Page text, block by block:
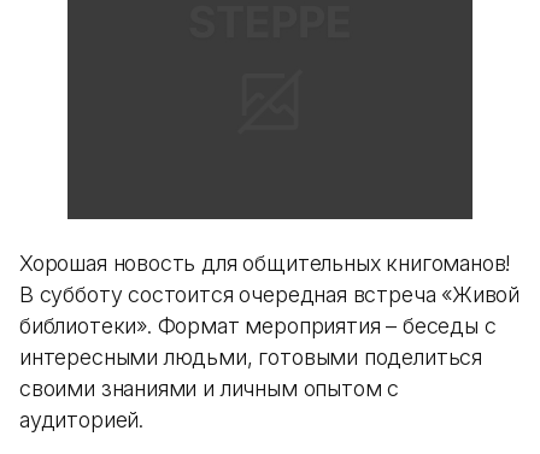
Хорошая новость для общительных книгоманов!
В субботу состоится очередная встреча «Живой
библиотеки». Формат мероприятия – беседы с
интересными людьми, готовыми поделиться
своими знаниями и личным опытом с
аудиторией.